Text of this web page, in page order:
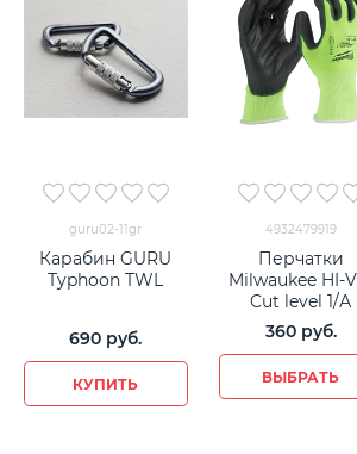
guru02-11gr
Карабин GURU
Typhoon TWL
690 руб.
КУПИТЬ
4932479919
Перчатки
Milwaukee HI-
Cut level 1/А
360 руб.
ВЫБРАТЬ